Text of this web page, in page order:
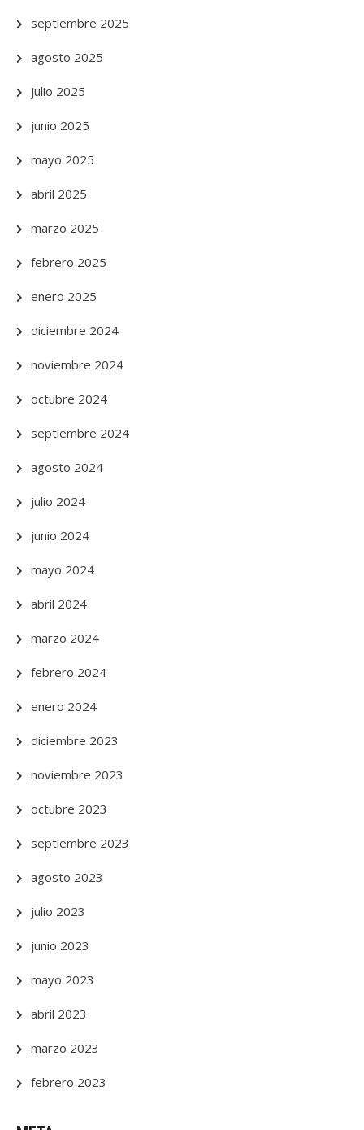
septiembre 2025
agosto 2025
julio 2025
junio 2025
mayo 2025
abril 2025
marzo 2025
febrero 2025
enero 2025
diciembre 2024
noviembre 2024
octubre 2024
septiembre 2024
agosto 2024
julio 2024
junio 2024
mayo 2024
abril 2024
marzo 2024
febrero 2024
enero 2024
diciembre 2023
noviembre 2023
octubre 2023
septiembre 2023
agosto 2023
julio 2023
junio 2023
mayo 2023
abril 2023
marzo 2023
febrero 2023